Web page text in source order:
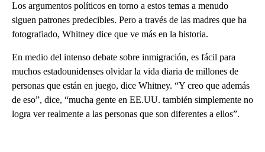
Los argumentos políticos en torno a estos temas a menudo
siguen patrones predecibles. Pero a través de las madres que ha
fotografiado, Whitney dice que ve más en la historia.
En medio del intenso debate sobre inmigración, es fácil para
muchos estadounidenses olvidar la vida diaria de millones de
personas que están en juego, dice Whitney. “Y creo que además
de eso”, dice, “mucha gente en EE.UU. también simplemente no
logra ver realmente a las personas que son diferentes a ellos”.